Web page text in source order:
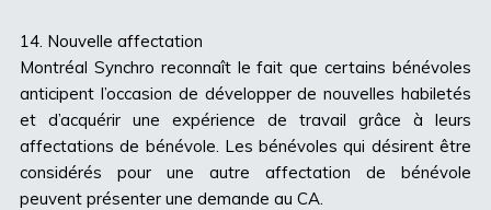
14. Nouvelle affectation
Montréal Synchro reconnaît le fait que certains bénévoles
anticipent l’occasion de développer de nouvelles habiletés
et d’acquérir une expérience de travail grâce à leurs
affectations de bénévole. Les bénévoles qui désirent être
considérés pour une autre affectation de bénévole
peuvent présenter une demande au CA.